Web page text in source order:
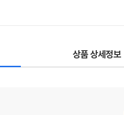
상품 상세정보